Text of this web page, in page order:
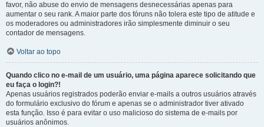
favor, não abuse do envio de mensagens desnecessárias apenas para
aumentar o seu rank. A maior parte dos fóruns não tolera este tipo de atitude e
os moderadores ou administradores irão simplesmente diminuir o seu
contador de mensagens.
Voltar ao topo
Quando clico no e-mail de um usuário, uma página aparece solicitando que
eu faça o login?!
Apenas usuários registrados poderão enviar e-mails a outros usuários através
do formulário exclusivo do fórum e apenas se o administrador tiver ativado
esta função. Isso é para evitar o uso malicioso do sistema de e-mails por
usuários anônimos.